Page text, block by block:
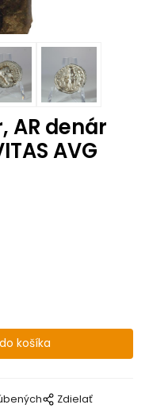
AR denár
AVG
Zdielať